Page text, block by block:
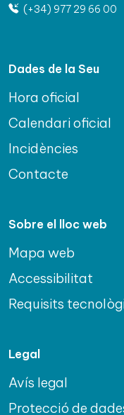
(+34) 977 29 66 00
Dades de la Seu
Hora oficial
Calendari oficial
Incidències
Contacte
Sobre el lloc web
Mapa web
Accessibilitat
Requisits
Legal
Avís legal
Protecció de